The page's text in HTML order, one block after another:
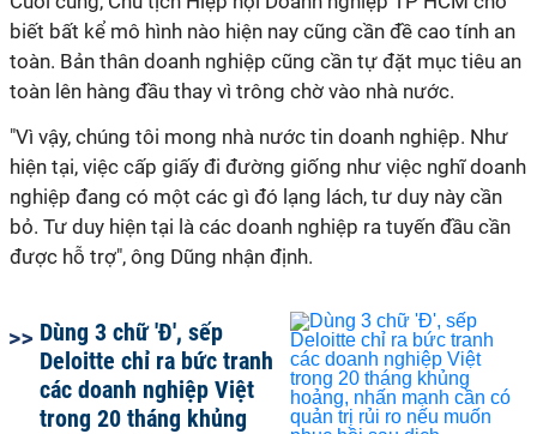
biết bất kể mô hình nào hiện nay cũng cần đề cao tính an
toàn. Bản thân doanh nghiệp cũng cần tự đặt mục tiêu an
toàn lên hàng đầu thay vì trông chờ vào nhà nước.
"Vì vậy, chúng tôi mong nhà nước tin doanh nghiệp. Như
hiện tại, việc cấp giấy đi đường giống như việc nghĩ doanh
nghiệp đang có một các gì đó lạng lách, tư duy này cần
bỏ. Tư duy hiện tại là các doanh nghiệp ra tuyến đầu cần
được hỗ trợ", ông Dũng nhận định.
Dùng 3 chữ 'Đ', sếp
Deloitte chỉ ra bức tranh
các doanh nghiệp Việt
trong 20 tháng khủng